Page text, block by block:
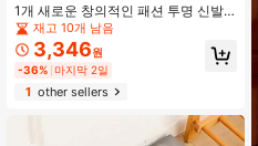
1개 새로운 창의적인 패션 투명 신발 &
부츠 먼지 커버, 여행 신발 먼지 가방,
대용량 방수 휴대용 핸드헬드 부츠 보
관 가방, 하이탑 앵클 부츠, 스니커즈
및 기타 신발 보관에 적합, 가정, 학교,
기숙사, 여행용으로 이상적
재고 10개 남음
3,346원
-36% 마지막 2일
1other sellers